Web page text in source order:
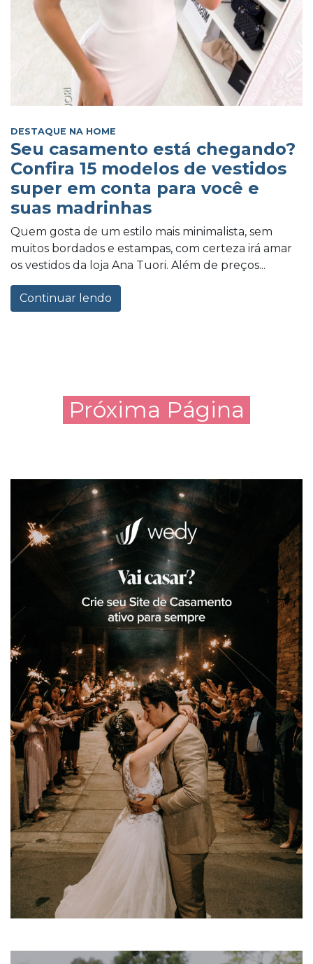
DESTAQUE NA HOME
Seu casamento está chegando?
Confira 15 modelos de vestidos
super em conta para você e
suas madrinhas
Quem gosta de um estilo mais minimalista, sem
muitos bordados e estampas, com certeza irá amar
os vestidos da loja Ana Tuori. Além de preços...
Continuar lendo
Próxima Página